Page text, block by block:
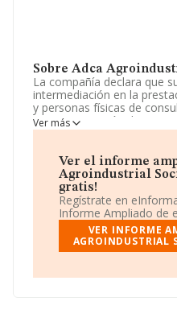
Sobre Adca
La compañía declara que
intermediación en la
y personas físicas de
empresa, gestión de
contabilidad, jurídico,
intermediación y
como Sociedad Limitada.
como '%cnae%', código
importación y/o
Acerca de los empleados,
reducción del 50% y
en INFORMA, el número
Ver más
Ver el informe
Agroindustrial
gratis!
Regístrate en
Informe Ampliado de
VER INFORME
AGROINDUSTRIAL